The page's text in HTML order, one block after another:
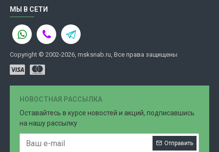
МЫ В СЕТИ
Copyright © 2002-2026, msksnab.ru, Все права защищены
НОВОСТНАЯ РАССЫЛКА
Оставайтесь в курсе новостей и акций, подписавшись
на нашу рассылку
Отправить